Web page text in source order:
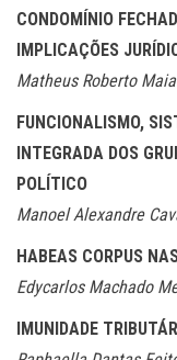
CONDOMÍNIO
IMPLICAÇÕES
Matheus Roberto
FUNCIONALISMO,
INTEGRADA DOS
POLÍTICO
Manoel Alexandre
HABEAS CORPUS
Edycarlos Machado
IMUNIDADE